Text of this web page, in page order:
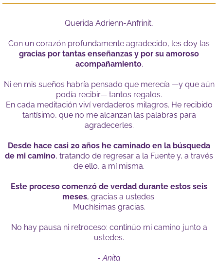
Querida Adrienn-Anfrinit,
Con un corazón profundamente agradecido, les doy las
gracias por tantas enseñanzas y por su amoroso
acompañamiento.
Ni en mis sueños habría pensado que merecía —y que aún
podía recibir— tantos regalos.
En cada meditación viví verdaderos milagros. He recibido
tantísimo, que no me alcanzan las palabras para
agradecerles.
Desde hace casi 20 años he caminado en la búsqueda
de mi camino, tratando de regresar a la Fuente y, a través
de ello, a mí misma.
Este proceso comenzó de verdad durante estos seis
meses, gracias a ustedes.
Muchísimas gracias.
No hay pausa ni retroceso: continúo mi camino junto a
ustedes.
- Anita